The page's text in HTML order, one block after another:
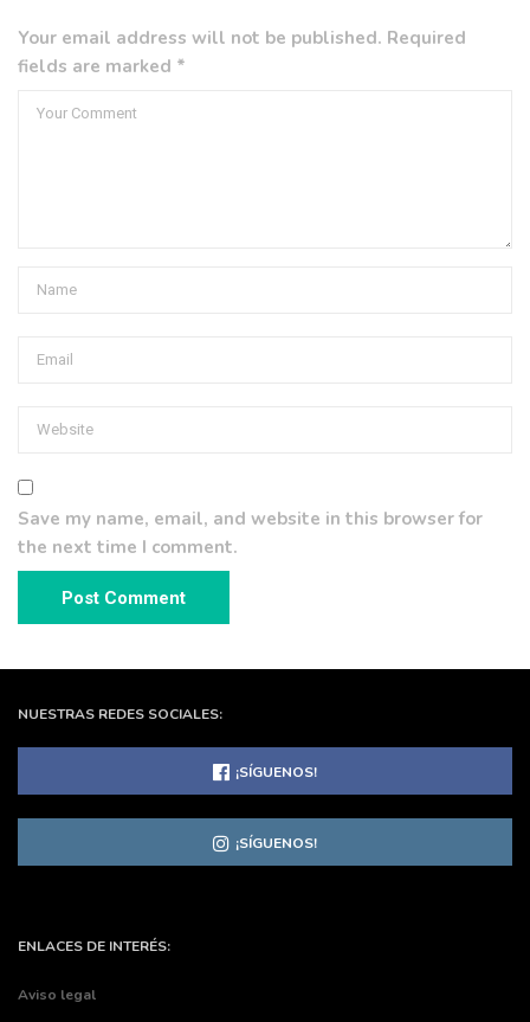
Your email address will not be published. Required
fields are marked *
Save my name, email, and website in this browser for
the next time I comment.
NUESTRAS REDES SOCIALES:
¡SÍGUENOS!
¡SÍGUENOS!
ENLACES DE INTERÉS:
Aviso legal